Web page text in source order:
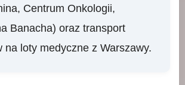
Centrum Onkologii,
Banacha) oraz transport
na loty medyczne z Warszawy.